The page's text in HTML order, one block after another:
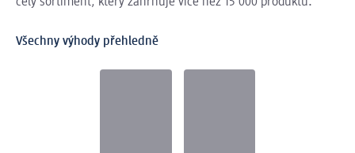
Všechny výhody přehledně